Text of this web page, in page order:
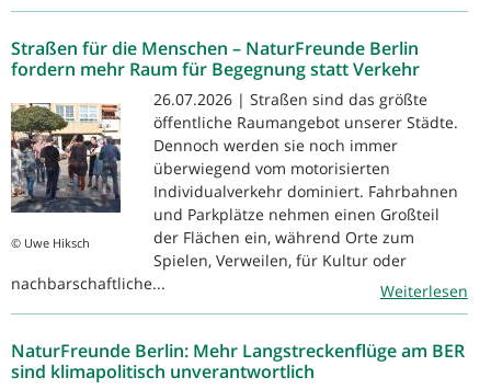
Straßen für die Menschen – NaturFreunde Berlin
fordern mehr Raum für Begegnung statt Verkehr
© Uwe Hiksch
26.07.2026 | Straßen sind das größte
öffentliche Raumangebot unserer Städte.
Dennoch werden sie noch immer
überwiegend vom motorisierten
Individualverkehr dominiert. Fahrbahnen
und Parkplätze nehmen einen Großteil
der Flächen ein, während Orte zum
Spielen, Verweilen, für Kultur oder
nachbarschaftliche...
Weiterlesen
NaturFreunde Berlin: Mehr Langstreckenflüge am BER
sind klimapolitisch unverantwortlich